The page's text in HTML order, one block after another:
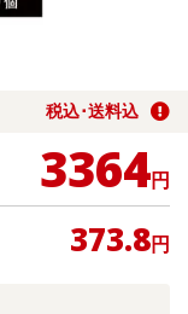
税込･送料込
3364円
373.8円